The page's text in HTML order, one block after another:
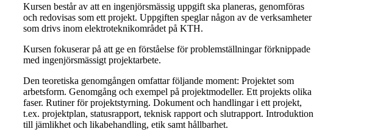
Kursen består av att en ingenjörsmässig uppgift ska planeras, genomföras
och redovisas som ett projekt. Uppgiften speglar någon av de verksamheter
som drivs inom elektroteknikområdet på KTH.
Kursen fokuserar på att ge en förståelse för problemställningar förknippade
med ingenjörsmässigt projektarbete.
Den teoretiska genomgången omfattar följande moment: Projektet som
arbetsform. Genomgång och exempel på projektmodeller. Ett projekts olika
faser. Rutiner för projektstyrning. Dokument och handlingar i ett projekt,
t.ex. projektplan, statusrapport, teknisk rapport och slutrapport. Introduktion
till jämlikhet och likabehandling, etik samt hållbarhet.